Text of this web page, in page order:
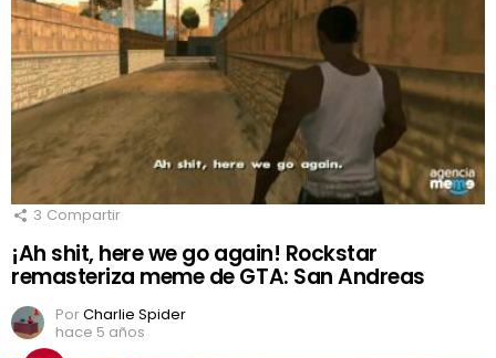
3 Compartir
¡Ah shit, here we go again! Rockstar
remasteriza meme de GTA: San Andreas
PorCharlie Spider
hace 5 años